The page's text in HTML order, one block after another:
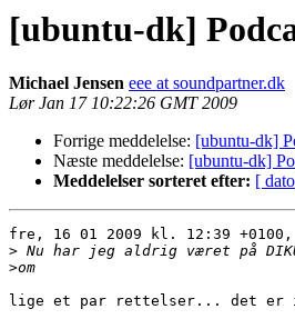
[ubuntu-dk]
Michael Jensen eee at soundpartner.dk
Lør Jan 17 10:22:26 GMT 2009
Forrige meddelelse: [ubuntu-dk]
Næste meddelelse: [ubuntu-dk]
Meddelelser sorteret efter: [
fre, 16 01 2009 kl. 12:39
>
>
lige et par rettelser... det er